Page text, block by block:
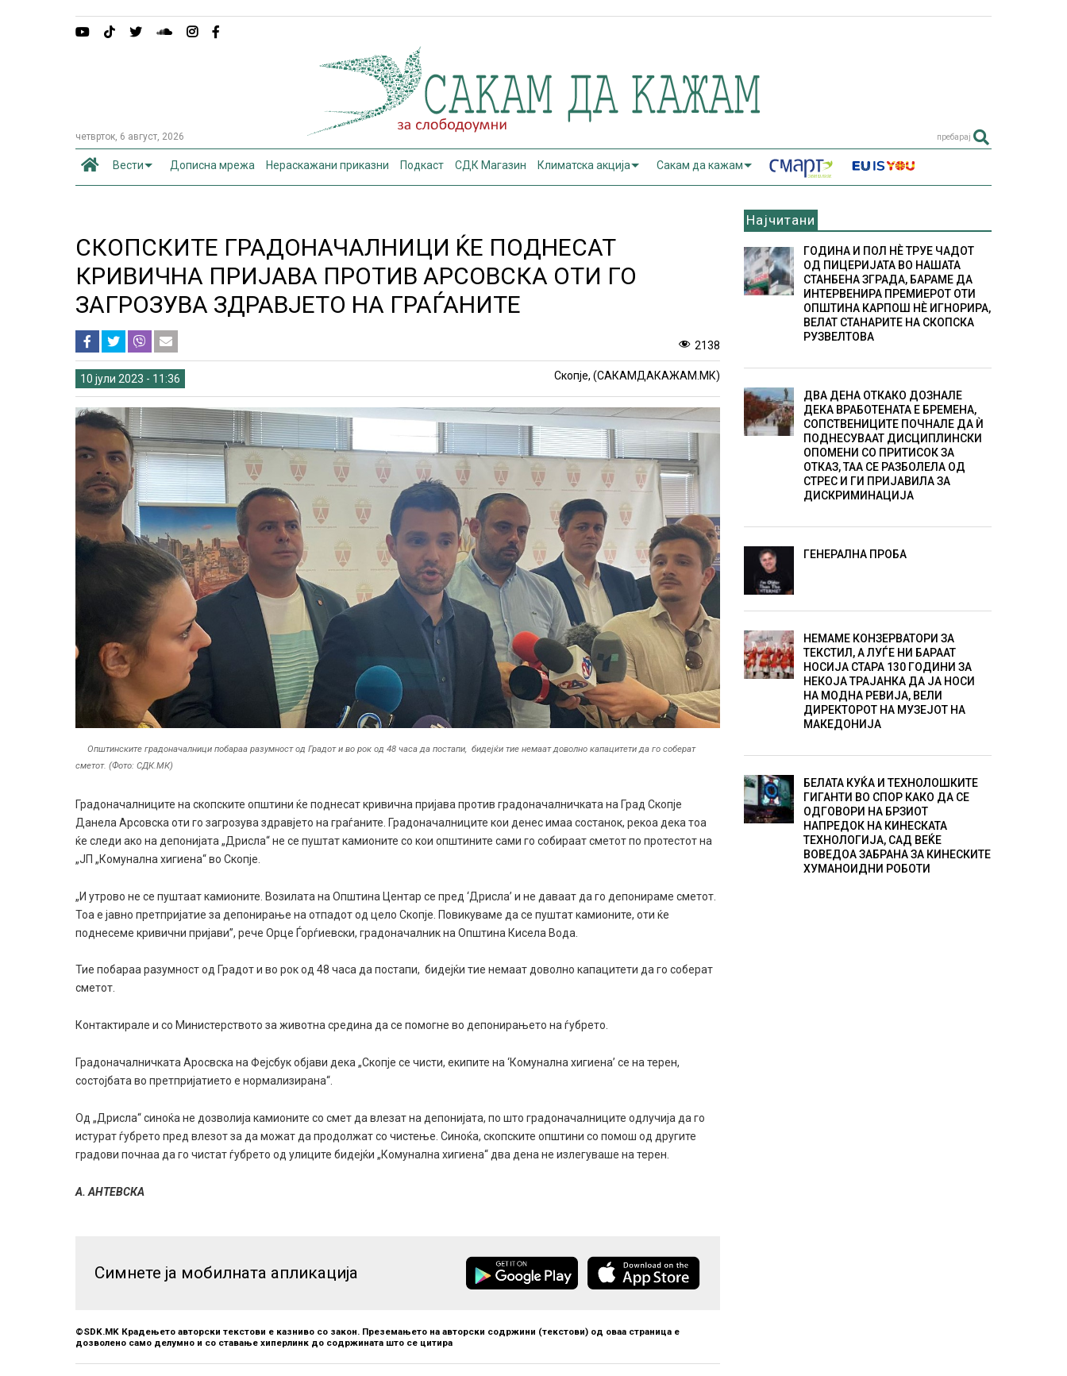
четврток, 6 август, 2026 пребарај
Вести Дописна мрежа Нераскажани приказни Подкаст СДК Магазин Климатска акција Сакам да кажам
СКОПСКИТЕ ГРАДОНАЧАЛНИЦИ ЌЕ ПОДНЕСАТ
КРИВИЧНА ПРИЈАВА ПРОТИВ АРСОВСКА ОТИ ГО
ЗАГРОЗУВА ЗДРАВЈЕТО НА ГРАЃАНИТЕ
2138
10 јули 2023 - 11:36 Скопје, (САКАМДАКАЖАМ.МК)
Општинските градоначалници побараа разумност од Градот и во рок од 48 часа да постапи, бидејќи тие немаат доволно капацитети да го соберат
сметот. (Фото: СДК.МК)
Градоначалниците на скопските општини ќе поднесат кривична пријава против градоначалничката на Град Скопје
Данела Арсовска оти го загрозува здравјето на граѓаните. Градоначалниците кои денес имаа состанок, рекоа дека тоа
ќе следи ако на депонијата „Дрисла“ не се пуштат камионите со кои општините сами го собираат сметот по протестот на
„ЈП „Комунална хигиена“ во Скопје.
„И утрово не се пуштаат камионите. Возилата на Општина Центар се пред ‘Дрисла’ и не даваат да го депонираме сметот.
Тоа е јавно претпријатие за депонирање на отпадот од цело Скопје. Повикуваме да се пуштат камионите, оти ќе
поднесеме кривични пријави”, рече Орце Ѓорѓиевски, градоначалник на Општина Кисела Вода.
Тие побараа разумност од Градот и во рок од 48 часа да постапи, бидејќи тие немаат доволно капацитети да го соберат
сметот.
Контактирале и со Министерството за животна средина да се помогне во депонирањето на ѓубрето.
Градоначалничката Аросвска на Фејсбук објави дека „Скопје се чисти, екипите на ‘Комунална хигиена’ се на терен,
состојбата во претпријатието е нормализирана“.
Од „Дрисла“ синоќа не дозволија камионите со смет да влезат на депонијата, по што градоначалниците одлучија да го
истурат ѓубрето пред влезот за да можат да продолжат со чистење. Синоќа, скопските општини со помош од другите
градови почнаа да го чистат ѓубрето од улиците бидејќи „Комунална хигиена“ два дена не излегуваше на терен.
А. АНТЕВСКА
Симнете ја мобилната апликација
©SDK.MK Крадењето авторски текстови е казниво со закон. Преземањето на авторски содржини (текстови) од оваа страница е
дозволено само делумно и со ставање хиперлинк до содржината што се цитира
Најчитани
ГОДИНА И ПОЛ НÈ ТРУЕ ЧАДОТ
ОД ПИЦЕРИЈАТА ВО НАШАТА
СТАНБЕНА ЗГРАДА, БАРАМЕ ДА
ИНТЕРВЕНИРА ПРЕМИЕРОТ ОТИ
ОПШТИНА КАРПОШ НÈ ИГНОРИРА,
ВЕЛАТ СТАНАРИТЕ НА СКОПСКА
РУЗВЕЛТОВА
ДВА ДЕНА ОТКАКО ДОЗНАЛЕ
ДЕКА ВРАБОТЕНАТА Е БРЕМЕНА,
СОПСТВЕНИЦИТЕ ПОЧНАЛЕ ДА Ѝ
ПОДНЕСУВААТ ДИСЦИПЛИНСКИ
ОПОМЕНИ СО ПРИТИСОК ЗА
ОТКАЗ, ТАА СЕ РАЗБОЛЕЛА ОД
СТРЕС И ГИ ПРИЈАВИЛА ЗА
ДИСКРИМИНАЦИЈА
ГЕНЕРАЛНА ПРОБА
НЕМАМЕ КОНЗЕРВАТОРИ ЗА
ТЕКСТИЛ, А ЛУЃЕ НИ БАРААТ
НОСИЈА СТАРА 130 ГОДИНИ ЗА
НЕКОЈА ТРАЈАНКА ДА ЈА НОСИ
НА МОДНА РЕВИЈА, ВЕЛИ
ДИРЕКТОРОТ НА МУЗЕЈОТ НА
МАКЕДОНИЈА
БЕЛАТА КУЌА И ТЕХНОЛОШКИТЕ
ГИГАНТИ ВО СПОР КАКО ДА СЕ
ОДГОВОРИ НА БРЗИОТ
НАПРЕДОК НА КИНЕСКАТА
ТЕХНОЛОГИЈА, САД ВЕЌЕ
ВОВЕДОА ЗАБРАНА ЗА КИНЕСКИТЕ
ХУМАНОИДНИ РОБОТИ